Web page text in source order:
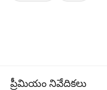
ప్రీమియం నివేదికలు